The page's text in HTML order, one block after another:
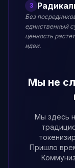
3
Без
единственный
ценность
идеи.
Мы не
Мы здесь
Пришло